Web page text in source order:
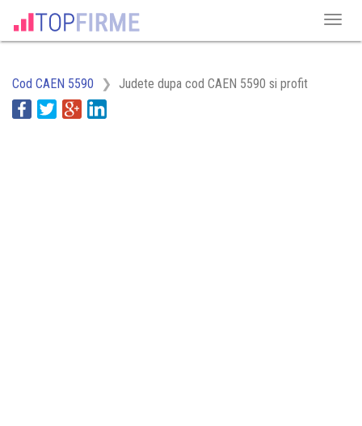
Cod CAEN 5590 Judete dupa cod CAEN 5590 si profit